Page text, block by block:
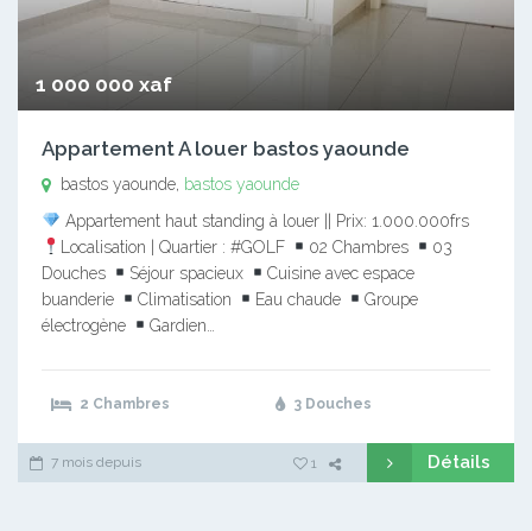
1 000 000 xaf
Appartement A louer bastos yaounde
bastos yaounde, bastos yaounde
Appartement haut standing à louer || Prix: 1.000.000frs
Localisation | Quartier : #GOLF
02 Chambres
03
Douches
Séjour spacieux
Cuisine avec espace
buanderie
Climatisation Eau chaude
Groupe
électrogène
Gardien…
2 Chambres 3 Douches
7 mois depuis 1 Détails